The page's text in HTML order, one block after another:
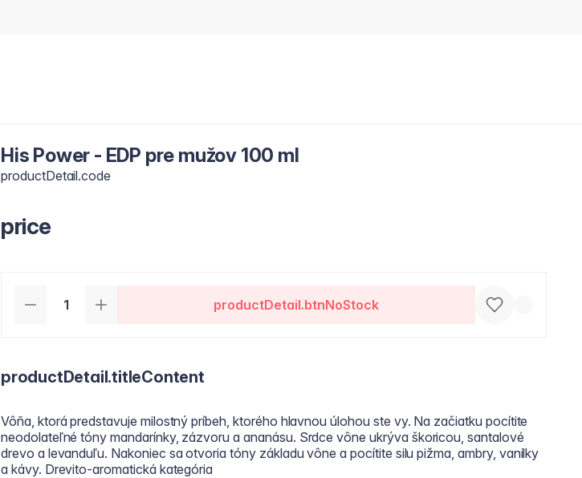
His Power - EDP pre mužov 100 ml
productDetail.code
price
productDetail.btnNoStock
productDetail.titleContent
Vôňa, ktorá predstavuje milostný príbeh, ktorého hlavnou úlohou ste vy. Na začiatku pocítite
neodolateľné tóny mandarínky, zázvoru a ananásu. Srdce vône ukrýva škoricou, santalové
drevo a levanduľu. Nakoniec sa otvoria tóny základu vône a pocítite silu pižma, ambry, vanilky
a kávy. Drevito-aromatická kategória